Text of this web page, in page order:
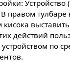
Устройство
правом тулбаре
действий
по